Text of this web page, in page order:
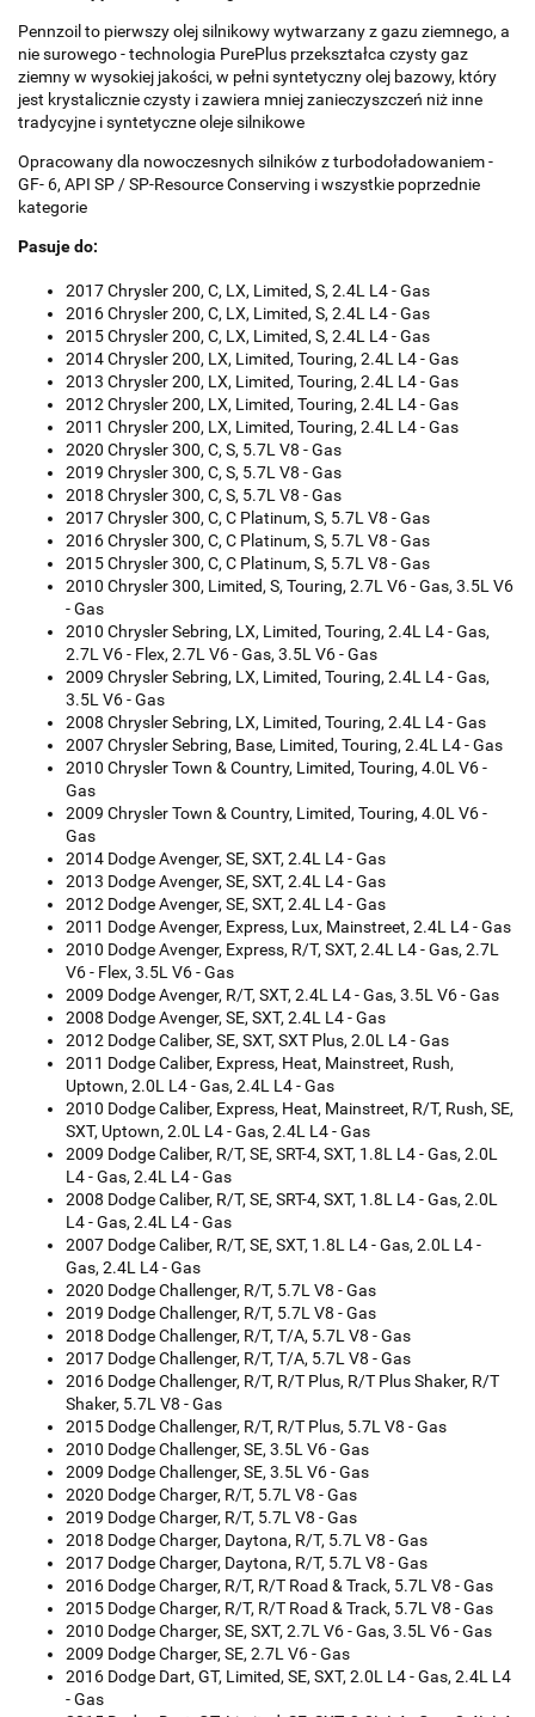
Pennzoil to pierwszy olej silnikowy wytwarzany z gazu ziemnego, a
nie surowego - technologia PurePlus przekształca czysty gaz
ziemny w wysokiej jakości, w pełni syntetyczny olej bazowy, który
jest krystalicznie czysty i zawiera mniej zanieczyszczeń niż inne
tradycyjne i syntetyczne oleje silnikowe
Opracowany dla nowoczesnych silników z turbodoładowaniem -
GF- 6, API SP / SP-Resource Conserving i wszystkie poprzednie
kategorie
Pasuje do:
2017 Chrysler 200, C, LX, Limited, S, 2.4L L4 - Gas
2016 Chrysler 200, C, LX, Limited, S, 2.4L L4 - Gas
2015 Chrysler 200, C, LX, Limited, S, 2.4L L4 - Gas
2014 Chrysler 200, LX, Limited, Touring, 2.4L L4 - Gas
2013 Chrysler 200, LX, Limited, Touring, 2.4L L4 - Gas
2012 Chrysler 200, LX, Limited, Touring, 2.4L L4 - Gas
2011 Chrysler 200, LX, Limited, Touring, 2.4L L4 - Gas
2020 Chrysler 300, C, S, 5.7L V8 - Gas
2019 Chrysler 300, C, S, 5.7L V8 - Gas
2018 Chrysler 300, C, S, 5.7L V8 - Gas
2017 Chrysler 300, C, C Platinum, S, 5.7L V8 - Gas
2016 Chrysler 300, C, C Platinum, S, 5.7L V8 - Gas
2015 Chrysler 300, C, C Platinum, S, 5.7L V8 - Gas
2010 Chrysler 300, Limited, S, Touring, 2.7L V6 - Gas, 3.5L V6
- Gas
2010 Chrysler Sebring, LX, Limited, Touring, 2.4L L4 - Gas,
2.7L V6 - Flex, 2.7L V6 - Gas, 3.5L V6 - Gas
2009 Chrysler Sebring, LX, Limited, Touring, 2.4L L4 - Gas,
3.5L V6 - Gas
2008 Chrysler Sebring, LX, Limited, Touring, 2.4L L4 - Gas
2007 Chrysler Sebring, Base, Limited, Touring, 2.4L L4 - Gas
2010 Chrysler Town & Country, Limited, Touring, 4.0L V6 -
Gas
2009 Chrysler Town & Country, Limited, Touring, 4.0L V6 -
Gas
2014 Dodge Avenger, SE, SXT, 2.4L L4 - Gas
2013 Dodge Avenger, SE, SXT, 2.4L L4 - Gas
2012 Dodge Avenger, SE, SXT, 2.4L L4 - Gas
2011 Dodge Avenger, Express, Lux, Mainstreet, 2.4L L4 - Gas
2010 Dodge Avenger, Express, R/T, SXT, 2.4L L4 - Gas, 2.7L
V6 - Flex, 3.5L V6 - Gas
2009 Dodge Avenger, R/T, SXT, 2.4L L4 - Gas, 3.5L V6 - Gas
2008 Dodge Avenger, SE, SXT, 2.4L L4 - Gas
2012 Dodge Caliber, SE, SXT, SXT Plus, 2.0L L4 - Gas
2011 Dodge Caliber, Express, Heat, Mainstreet, Rush,
Uptown, 2.0L L4 - Gas, 2.4L L4 - Gas
2010 Dodge Caliber, Express, Heat, Mainstreet, R/T, Rush, SE,
SXT, Uptown, 2.0L L4 - Gas, 2.4L L4 - Gas
2009 Dodge Caliber, R/T, SE, SRT-4, SXT, 1.8L L4 - Gas, 2.0L
L4 - Gas, 2.4L L4 - Gas
2008 Dodge Caliber, R/T, SE, SRT-4, SXT, 1.8L L4 - Gas, 2.0L
L4 - Gas, 2.4L L4 - Gas
2007 Dodge Caliber, R/T, SE, SXT, 1.8L L4 - Gas, 2.0L L4 -
Gas, 2.4L L4 - Gas
2020 Dodge Challenger, R/T, 5.7L V8 - Gas
2019 Dodge Challenger, R/T, 5.7L V8 - Gas
2018 Dodge Challenger, R/T, T/A, 5.7L V8 - Gas
2017 Dodge Challenger, R/T, T/A, 5.7L V8 - Gas
2016 Dodge Challenger, R/T, R/T Plus, R/T Plus Shaker, R/T
Shaker, 5.7L V8 - Gas
2015 Dodge Challenger, R/T, R/T Plus, 5.7L V8 - Gas
2010 Dodge Challenger, SE, 3.5L V6 - Gas
2009 Dodge Challenger, SE, 3.5L V6 - Gas
2020 Dodge Charger, R/T, 5.7L V8 - Gas
2019 Dodge Charger, R/T, 5.7L V8 - Gas
2018 Dodge Charger, Daytona, R/T, 5.7L V8 - Gas
2017 Dodge Charger, Daytona, R/T, 5.7L V8 - Gas
2016 Dodge Charger, R/T, R/T Road & Track, 5.7L V8 - Gas
2015 Dodge Charger, R/T, R/T Road & Track, 5.7L V8 - Gas
2010 Dodge Charger, SE, SXT, 2.7L V6 - Gas, 3.5L V6 - Gas
2009 Dodge Charger, SE, 2.7L V6 - Gas
2016 Dodge Dart, GT, Limited, SE, SXT, 2.0L L4 - Gas, 2.4L L4
- Gas